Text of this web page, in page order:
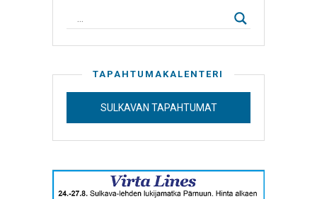
TAPAHTUMAKALENTERI
SULKAVAN TAPAHTUMAT